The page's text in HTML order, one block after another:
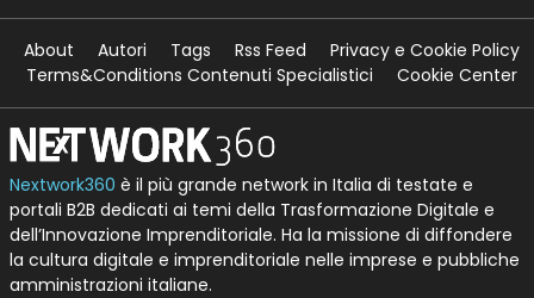
About Autori Tags Rss Feed
Privacy e Cookie Policy
Terms&Conditions Contenuti Specialistici
Cookie Center
Nextwork360 è il più grande network in Italia di testate e
portali B2B dedicati ai temi della Trasformazione Digitale e
dell’Innovazione Imprenditoriale. Ha la missione di diffondere
la cultura digitale e imprenditoriale nelle imprese e pubbliche
amministrazioni italiane.